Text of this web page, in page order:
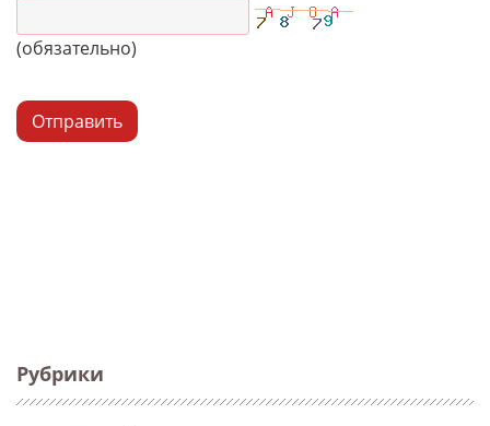
Рубрики
(обязательно)
Отправить